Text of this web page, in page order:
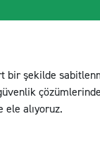
şekilde
ele alıyoruz.